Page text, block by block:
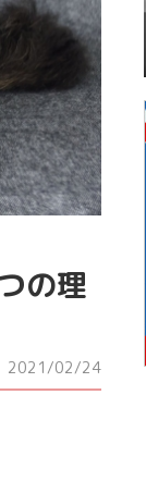
の理
2021/02/24